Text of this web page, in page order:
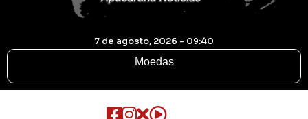
7 de agosto, 2026 - 09:40
Moedas